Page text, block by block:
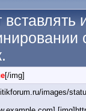
[/img]
images/